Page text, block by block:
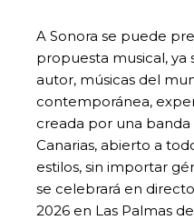
A Sonora se puede
propuesta musical, ya
autor, músicas del
contemporánea,
creada por una
Canarias, abierto a
estilos, sin importar
se celebrará en
2026 en Las Palmas